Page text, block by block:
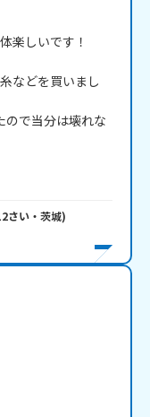
楽しいです！
などを買いまし
ので当分は壊れな
さい・ 茨城)